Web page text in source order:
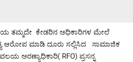
ತಮ್ಮದೇ ಕೇಡರಿನ ಅಧಿಕಾರಿಗಳ ಮೇಲೆ
ಆರೋಪ ಮಾಡಿ ದೂರು ಸಲ್ಲಿಸಿದ ಸಾಮಾಜಿಕ
ಅರಣ್ಯಾಧಿಕಾರಿ( RFO) ಪ್ರಸನ್ನ